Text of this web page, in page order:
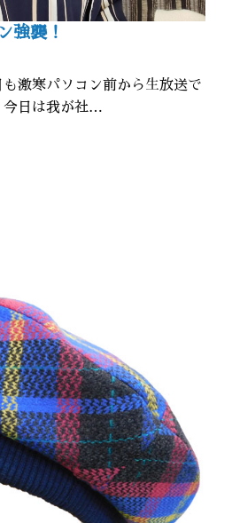
強襲！
激寒パソコン前から生放送で
今日は我が社…